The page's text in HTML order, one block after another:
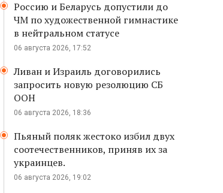
Россию и Беларусь допустили до
ЧМ по художественной гимнастике
в нейтральном статусе
06 августа 2026, 17:52
Ливан и Израиль договорились
запросить новую резолюцию СБ
ООН
06 августа 2026, 18:36
Пьяный поляк жестоко избил двух
соотечественников, приняв их за
украинцев.
06 августа 2026, 19:02